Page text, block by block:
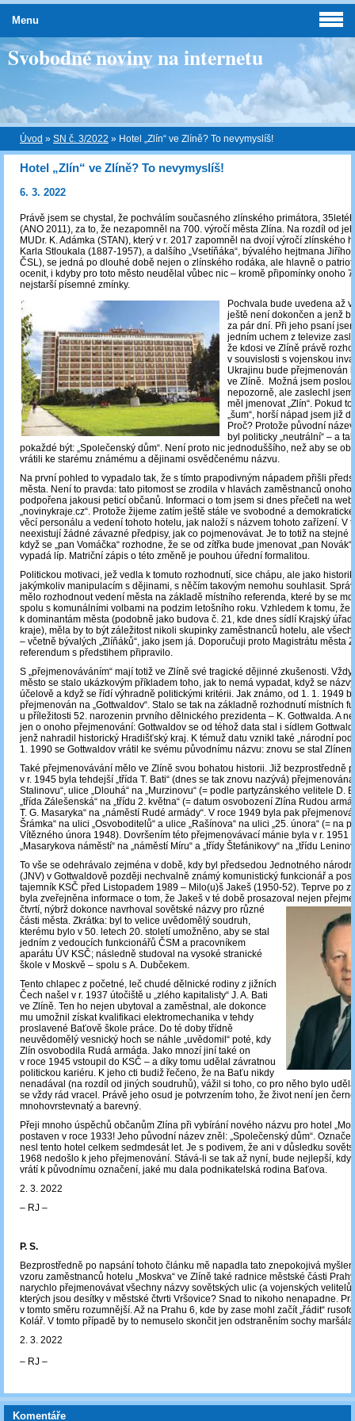
Svobodné noviny na internetu
Úvod » SN č. 3/2022 » Hotel „Zlín“ ve Zlíně? To nevymyslíš!
Hotel „Zlín“ ve Zlíně? To nevymyslíš!
6. 3. 2022
Právě jsem se chystal, že pochválím současného zlínského primátora,
(ANO 2011), za to, že nezapomněl na 700. výročí města Zlína. Na rozdíl od
MUDr. K. Adámka (STAN), který v r. 2017 zapomněl na dvojí výročí zlínského
Karla Stloukala (1887-1957), a dalšího „Vsetíňáka“, bývalého hejtmana Jiřího
ČSL), se jedná po dlouhé době nejen o zlínského rodáka, ale hlavně o
ocenit, i kdyby pro toto město neudělal vůbec nic – kromě připomínky onoho
nejstarší písemné zmínky.
Pochvala bude uvedena až
ještě není dokončen a jenž
za pár dní. Při jeho psaní
jedním uchem z televize
že kdosi ve Zlíně právě
v souvislosti s vojenskou
Ukrajinu bude přejmenován
ve Zlíně. Možná jsem
nepozorně, ale zaslechl jsem
měl jmenovat „Zlín“. Pokud
„šum“, horší nápad jsem již
Proč? Protože původní
byl politicky „neutrální“ – a
pokaždé být: „Společenský dům“. Není proto nic jednoduššího, než aby se
vrátili ke starému známému a dějinami osvědčenému názvu.
Na první pohled to vypadalo tak, že s tímto prapodivným nápadem přišli
města. Není to pravda: tato pitomost se zrodila v hlavách zaměstnanců
podpořena jakousi peticí občanů. Informaci o tom jsem si dnes přečetl na
„novinykraje.cz“. Protože žijeme zatím ještě stále ve svobodné a
věcí personálu a vedení tohoto hotelu, jak naloží s názvem tohoto zařízení. V
neexistují žádné závazné předpisy, jak co pojmenovávat. Je to totiž na stejné
když se „pan Vomáčka“ rozhodne, že se od zítřka bude jmenovat „pan
vypadá líp. Matriční zápis o této změně je pouhou úřední formalitou.
Politickou motivaci, jež vedla k tomuto rozhodnutí, sice chápu, ale jako
jakýmkoliv manipulacím s dějinami, s něčím takovým nemohu souhlasit.
mělo rozhodnout vedení města na základě místního referenda, které by se
spolu s komunálními volbami na podzim letošního roku. Vzhledem k tomu, že
k dominantám města (podobně jako budova č. 21, kde dnes sídlí Krajský
kraje), měla by to být záležitost nikoli skupinky zaměstnanců hotelu, ale
– včetně bývalých „Zlíňáků“, jako jsem já. Doporučuji proto Magistrátu města
referendum s předstihem připravilo.
S „přejmenováváním“ mají totiž ve Zlíně své tragické dějinné zkušenosti.
město se stalo ukázkovým příkladem toho, jak to nemá vypadat, když se
účelově a když se řídí výhradně politickými kritérii. Jak známo, od 1. 1. 1949
přejmenován na „Gottwaldov“. Stalo se tak na základně rozhodnutí místních
u příležitosti 52. narozenin prvního dělnického prezidenta ‒ K. Gottwalda. A
jen o onoho přejmenování: Gottwaldov se od téhož data stal i sídlem
jenž nahradil historický Hradišťský kraj. K témuž datu vznikl také „národní
1. 1990 se Gottwaldov vrátil ke svému původnímu názvu: znovu se stal
Také přejmenovávání mělo ve Zlíně svou bohatou historii. Již bezprostředně
v r. 1945 byla tehdejší „třída T. Bati“ (dnes se tak znovu nazývá)
Stalinovu“, ulice „Dlouhá“ na „Murzinovu“ (= podle partyzánského velitele D.
„třída Zálešenská“ na „třídu 2. května“ (= datum osvobození Zlína Rudou
T. G. Masaryka“ na „náměstí Rudé armády“. V roce 1949 byla pak
Šrámka“ na ulici „Osvoboditelů“ a ulice „Rašínova“ na ulici „25. února“ (= na
Vítězného února 1948). Dovršením této přejmenovávací mánie byla v r. 1951
„Masarykova náměstí“ na „náměstí Míru“ a „třídy Štefánikovy“ na „třídu
To vše se odehrávalo zejména v době, kdy byl předsedou Jednotného
(JNV) v Gottwaldově později nechvalně známý komunistický funkcionář a
tajemník KSČ před Listopadem 1989 – Milo(u)š Jakeš (1950-52). Teprve po
byla zveřejněna informace o tom, že Jakeš v té době prosazoval nejen
čtvrtí, nýbrž dokonce navrhoval sovětské názvy pro různé
části města. Zkrátka: byl to velice uvědomělý soudruh,
kterému bylo v 50. letech 20. století umožněno, aby se stal
jedním z vedoucích funkcionářů ČSM a pracovníkem
aparátu ÚV KSČ; následně studoval na vysoké stranické
škole v Moskvě ‒ spolu s A. Dubčekem.
Tento chlapec z početné, leč chudé dělnické rodiny z jižních
Čech našel v r. 1937 útočiště u „zlého kapitalisty“ J. A. Bati
ve Zlíně. Ten ho nejen ubytoval a zaměstnal, ale dokonce
mu umožnil získat kvalifikaci elektromechanika v tehdy
proslavené Baťově škole práce. Do té doby třídně
neuvědomělý vesnický hoch se náhle „uvědomil“ poté, kdy
Zlín osvobodila Rudá armáda. Jako mnozí jiní také on
v roce 1945 vstoupil do KSČ ‒ a díky tomu udělal závratnou
politickou kariéru. K jeho cti budiž řečeno, že na Baťu nikdy
nenadával (na rozdíl od jiných soudruhů), vážil si toho, co pro něho bylo
se vždy rád vracel. Právě jeho osud je potvrzením toho, že život není jen
mnohovrstevnatý a barevný.
Přeji mnoho úspěchů občanům Zlína při vybírání nového názvu pro hotel
postaven v roce 1933! Jeho původní název zněl: „Společenský dům“.
nesl tento hotel celkem sedmdesát let. Je s podivem, že ani v důsledku
1968 nedošlo k jeho přejmenování. Stává-li se tak až nyní, bude nejlepší,
vrátí k původnímu označení, jaké mu dala podnikatelská rodina Baťova.
2. 3. 2022
‒ RJ ‒
P. S.
Bezprostředně po napsání tohoto článku mě napadla tato znepokojivá
vzoru zaměstnanců hotelu „Moskva“ ve Zlíně také radnice městské části
narychlo přejmenovávat všechny názvy sovětských ulic (a vojenských velitelů
kterých jsou desítky v městské čtvrti Vršovice? Snad to nikoho nenapadne.
v tomto směru rozumnější. Až na Prahu 6, kde by zase mohl začít „řádit“
Kolář. V tomto případě by to nemuselo skončit jen odstraněním sochy
2. 3. 2022
‒ RJ ‒
Komentáře
Menu